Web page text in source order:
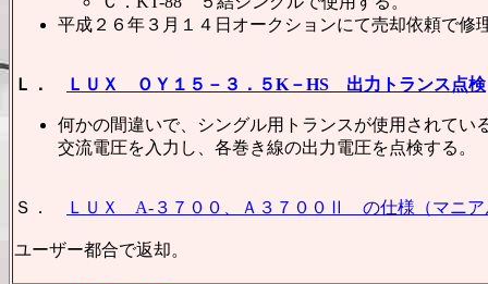
平成２６年３月１４日オークションにて売却依頼で修
Ｌ． ＬＵＸ ＯＹ１５－３．５K－HS 出力トランス点検
何かの間違いで、シングル用トランスが使用されてい
交流電圧を入力し、各巻き線の出力電圧を点検する。
Ｓ． ＬＵＸ A-３７００、Ａ３７００Ⅱ の仕様（マニア
ユーザー都合で返却。